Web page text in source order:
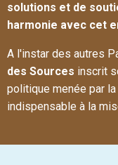
solutions et de
harmonie avec cet
A l'instar des autres
des Sources inscrit
politique menée par
indispensable à la